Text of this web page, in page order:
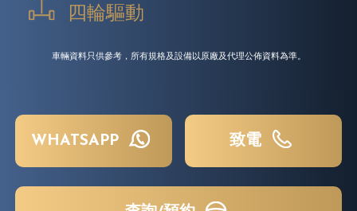
四輪驅動
車輛資料只供參考，所有規格及設備以原廠及代理公佈資料為準。
WHATSAPP 致電